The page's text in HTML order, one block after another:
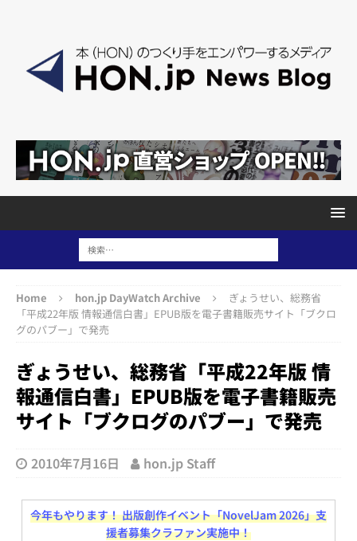
Home hon.jp DayWatch Archive
ぎょうせい、総務省
「平成22年版 情報通信白書」EPUB版を電子書籍販売サイト「ブクロ
グのパブー」で発売
ぎょうせい、総務省「平成22年版 情
報通信白書」EPUB版を電子書籍販売
サイト「ブクログのパブー」で発売
2010年7月16日 hon.jp Staff
今年もやります！ 出版創作イベント「NovelJam 2026」支
援者募集クラファン実施中！